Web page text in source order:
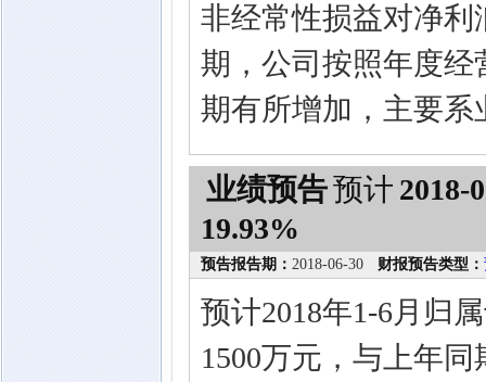
非经常性损益对净利
期，公司按照年度
期有所增加，主要
业绩预告预计 2018-
19.93%
预告报告期： 2018-06-30 财报预告类型：
预计2018年1-6月归
1500万元，与上年